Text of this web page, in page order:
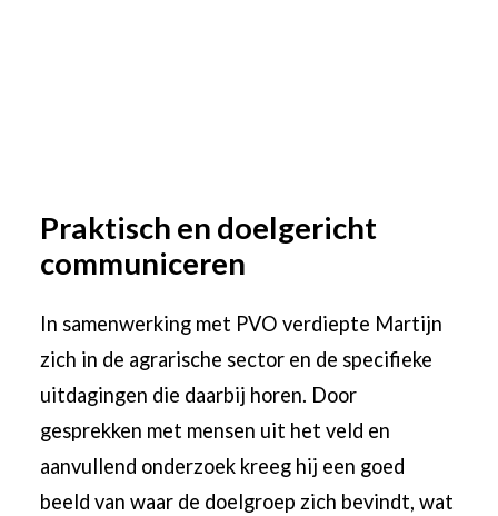
Praktisch en doelgericht
communiceren
In samenwerking met PVO verdiepte Martijn
zich in de agrarische sector en de specifieke
uitdagingen die daarbij horen. Door
gesprekken met mensen uit het veld en
aanvullend onderzoek kreeg hij een goed
beeld van waar de doelgroep zich bevindt, wat